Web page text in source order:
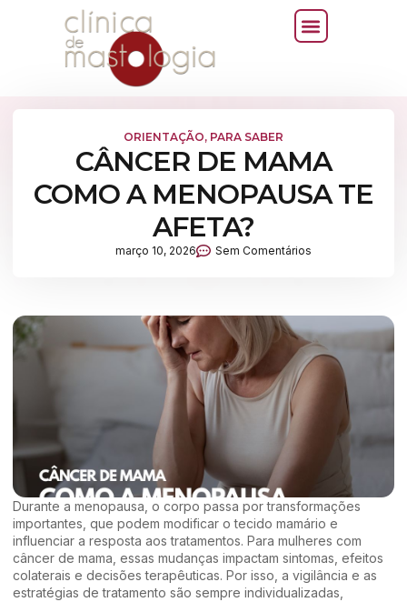
ORIENTAÇÃO, PARA SABER
CÂNCER DE MAMA
COMO A MENOPAUSA TE
AFETA?
março 10, 2026 Sem Comentários
Durante a menopausa, o corpo passa por transformações
importantes, que podem modificar o tecido mamário e
influenciar a resposta aos tratamentos. Para mulheres com
câncer de mama, essas mudanças impactam sintomas, efeitos
colaterais e decisões terapêuticas. Por isso, a vigilância e as
estratégias de tratamento são sempre individualizadas,